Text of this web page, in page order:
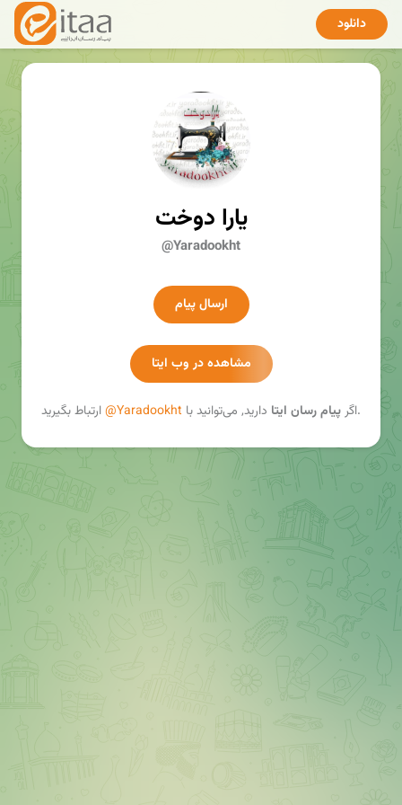
دانلود
یارا دوخت
@Yaradookht
ارسال پیام
مشاهده در وب ایتا
اگرپیام رسان ایتا دارید, می‌توانید با @Yaradookht ارتباط بگیرید.